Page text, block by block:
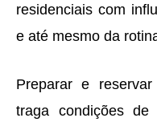
residenciais com
e até mesmo da
Preparar e
traga condições